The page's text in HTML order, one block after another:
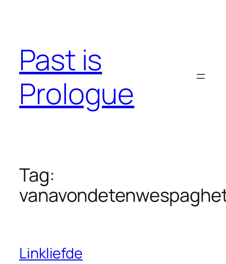
Past is
Prologue
Tag:
Linkliefde